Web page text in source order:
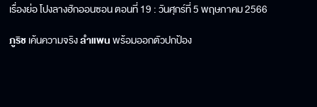
เรื่องย่อ โปงลางฮักออนซอน ตอนที่ 19 : วันศุกร์ที่ 5 พฤษภาคม 2566
ภูริชเค้นความจริงลำแพนพร้อมออกตัวปกป้อง